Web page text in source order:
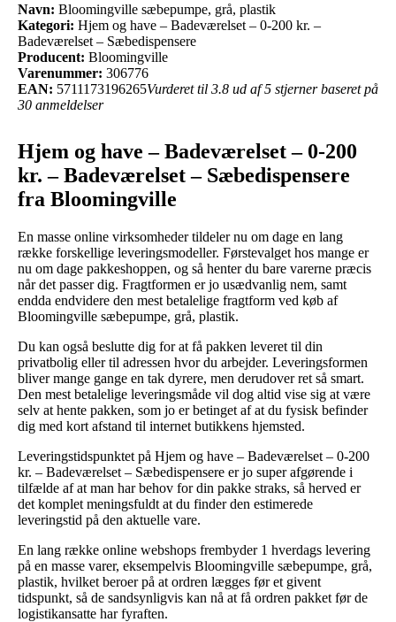
Navn: Bloomingville sæbepumpe, grå, plastik
Kategori: Hjem og have – Badeværelset – 0-200 kr. –
Badeværelset – Sæbedispensere
Producent: Bloomingville
Varenummer: 306776
EAN: 5711173196265Vurderet til 3.8 ud af 5 stjerner baseret på
30 anmeldelser
Hjem og have – Badeværelset – 0-200
kr. – Badeværelset – Sæbedispensere
fra Bloomingville
En masse online virksomheder tildeler nu om dage en lang
række forskellige leveringsmodeller. Førstevalget hos mange er
nu om dage pakkeshoppen, og så henter du bare varerne præcis
når det passer dig. Fragtformen er jo usædvanlig nem, samt
endda endvidere den mest betalelige fragtform ved køb af
Bloomingville sæbepumpe, grå, plastik.
Du kan også beslutte dig for at få pakken leveret til din
privatbolig eller til adressen hvor du arbejder. Leveringsformen
bliver mange gange en tak dyrere, men derudover ret så smart.
Den mest betalelige leveringsmåde vil dog altid vise sig at være
selv at hente pakken, som jo er betinget af at du fysisk befinder
dig med kort afstand til internet butikkens hjemsted.
Leveringstidspunktet på Hjem og have – Badeværelset – 0-200
kr. – Badeværelset – Sæbedispensere er jo super afgørende i
tilfælde af at man har behov for din pakke straks, så herved er
det komplet meningsfuldt at du finder den estimerede
leveringstid på den aktuelle vare.
En lang række online webshops frembyder 1 hverdags levering
på en masse varer, eksempelvis Bloomingville sæbepumpe, grå,
plastik, hvilket beroer på at ordren lægges før et givent
tidspunkt, så de sandsynligvis kan nå at få ordren pakket før de
logistikansatte har fyraften.